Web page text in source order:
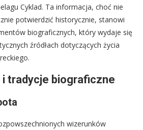
Cyklad. Ta informacja, choć nie
potwierdzić historycznie, stanowi
biograficznych, który wydaje się
źródłach dotyczących życia
tradycje biograficzne
wizerunków